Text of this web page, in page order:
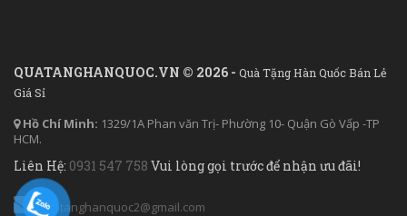
QUATANGHANQUOC.VN © 2026 - Quà Tặng Hàn Quốc Bán Lẻ
Giá Sỉ
Hồ Chí Minh: 1329/1A Phan văn Trị- Phường 10- Quận Gò Vấp -TP
HCM.
Liên Hệ: 0931 547 758 Vui lòng gọi trước để nhận ưu đãi!
quatanghanquoc2@gmail.com